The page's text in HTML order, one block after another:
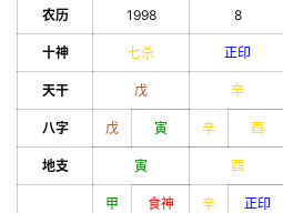
农历 1998 8
十神 七杀 正印
天干 戊 辛
八字 戊 寅 辛 酉
地支 寅 酉
甲 食神 辛 正印